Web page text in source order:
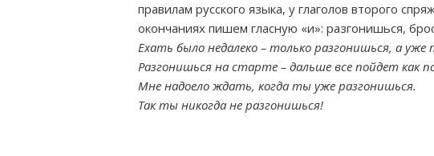
правилам русского языка, у глаголов второго
окончаниях пишем гласную «и»: разгонишься,
Ехать было недалеко – только разгонишься, а
Разгонишься на старте – дальше все пойдет как
Мне надоело ждать, когда ты уже разгонишься.
Так ты никогда не разгонишься!